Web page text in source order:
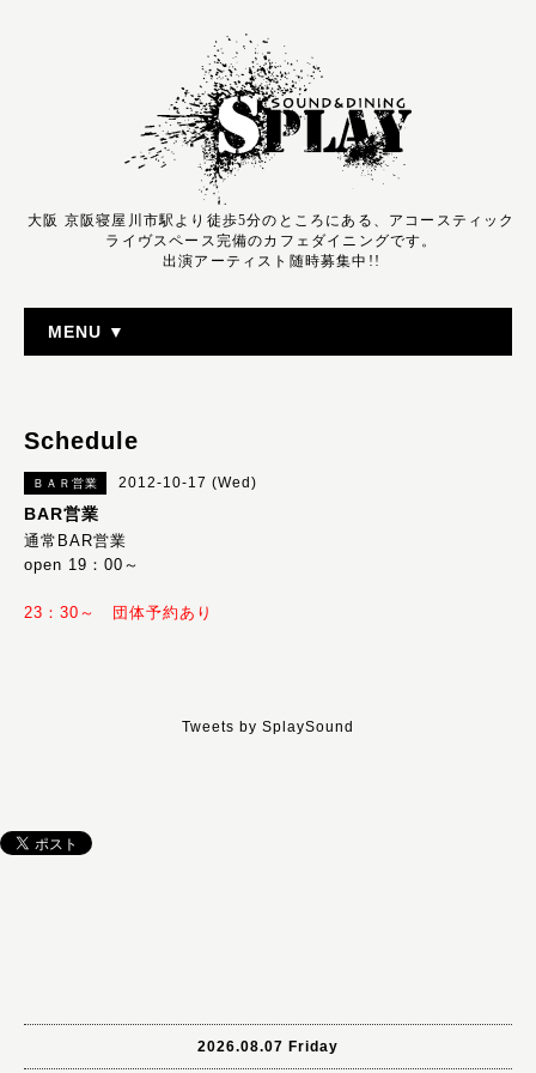
大阪 京阪寝屋川市駅より徒歩5分のところにある、アコースティック
ライヴスペース完備のカフェダイニングです。
出演アーティスト随時募集中!!
MENU ▼
Schedule
ＢＡＲ営業 2012-10-17 (Wed)
BAR営業
通常BAR営業
open 19：00～
23：30～ 団体予約あり
Tweets by SplaySound
2026.08.07 Friday